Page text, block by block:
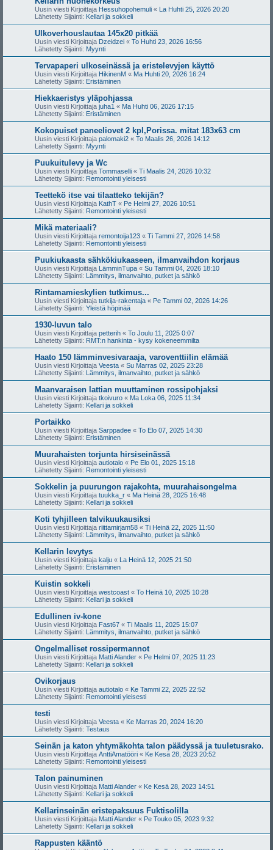
Uusin viesti Kirjoittaja Hessuhopohemuli « La Huhti 25, 2026 20:20
Lähetetty Sijainti: Kellari ja sokkeli
Ulkoverhouslautaa 145x20 pitkää
Uusin viesti Kirjoittaja Dzeidzei « To Huhti 23, 2026 16:56
Lähetetty Sijainti: Myynti
Tervapaperi ulkoseinässä ja eristelevyjen käyttö
Uusin viesti Kirjoittaja HikinenM « Ma Huhti 20, 2026 16:24
Lähetetty Sijainti: Eristäminen
Hiekkaeristys yläpohjassa
Uusin viesti Kirjoittaja juha1 « Ma Huhti 06, 2026 17:15
Lähetetty Sijainti: Eristäminen
Kokopuiset paneeliovet 2 kpl,Porissa. mitat 183x63 cm
Uusin viesti Kirjoittaja palomaki2 « To Maalis 26, 2026 14:12
Lähetetty Sijainti: Myynti
Puukuitulevy ja Wc
Uusin viesti Kirjoittaja Tommaselli « Ti Maalis 24, 2026 10:32
Lähetetty Sijainti: Remontointi yleisesti
Teettekö itse vai tilaatteko tekijän?
Uusin viesti Kirjoittaja KathT « Pe Helmi 27, 2026 10:51
Lähetetty Sijainti: Remontointi yleisesti
Mikä materiaali?
Uusin viesti Kirjoittaja remontoija123 « Ti Tammi 27, 2026 14:58
Lähetetty Sijainti: Remontointi yleisesti
Puukiukaasta sähkökiukaaseen, ilmanvaihdon korjaus
Uusin viesti Kirjoittaja LämminTupa « Su Tammi 04, 2026 18:10
Lähetetty Sijainti: Lämmitys, ilmanvaihto, putket ja sähkö
Rintamamieskylien tutkimus...
Uusin viesti Kirjoittaja tutkija-rakentaja « Pe Tammi 02, 2026 14:26
Lähetetty Sijainti: Yleistä höpinää
1930-luvun talo
Uusin viesti Kirjoittaja petterih « To Joulu 11, 2025 0:07
Lähetetty Sijainti: RMT:n hankinta - kysy kokeneemmilta
Haato 150 lämminvesivaraaja, varoventtiilin elämää
Uusin viesti Kirjoittaja Veesta « Su Marras 02, 2025 23:28
Lähetetty Sijainti: Lämmitys, ilmanvaihto, putket ja sähkö
Maanvaraisen lattian muuttaminen rossipohjaksi
Uusin viesti Kirjoittaja tkoivuro « Ma Loka 06, 2025 11:34
Lähetetty Sijainti: Kellari ja sokkeli
Portaikko
Uusin viesti Kirjoittaja Sarppadee « To Elo 07, 2025 14:30
Lähetetty Sijainti: Eristäminen
Muurahaisten torjunta hirsiseinässä
Uusin viesti Kirjoittaja autiotalo « Pe Elo 01, 2025 15:18
Lähetetty Sijainti: Remontointi yleisesti
Sokkelin ja puurungon rajakohta, muurahaisongelma
Uusin viesti Kirjoittaja tuukka_r « Ma Heinä 28, 2025 16:48
Lähetetty Sijainti: Kellari ja sokkeli
Koti tyhjilleen talvikuukausiksi
Uusin viesti Kirjoittaja riittamirjam58 « Ti Heinä 22, 2025 11:50
Lähetetty Sijainti: Lämmitys, ilmanvaihto, putket ja sähkö
Kellarin levytys
Uusin viesti Kirjoittaja kalju « La Heinä 12, 2025 21:50
Lähetetty Sijainti: Eristäminen
Kuistin sokkeli
Uusin viesti Kirjoittaja westcoast « To Heinä 10, 2025 10:28
Lähetetty Sijainti: Kellari ja sokkeli
Edullinen iv-kone
Uusin viesti Kirjoittaja Fast67 « Ti Maalis 11, 2025 15:07
Lähetetty Sijainti: Lämmitys, ilmanvaihto, putket ja sähkö
Ongelmalliset rossipermannot
Uusin viesti Kirjoittaja Matti Alander « Pe Helmi 07, 2025 11:23
Lähetetty Sijainti: Kellari ja sokkeli
Ovikorjaus
Uusin viesti Kirjoittaja autiotalo « Ke Tammi 22, 2025 22:52
Lähetetty Sijainti: Remontointi yleisesti
testi
Uusin viesti Kirjoittaja Veesta « Ke Marras 20, 2024 16:20
Lähetetty Sijainti: Testaus
Seinän ja katon yhtymäkohta talon päädyssä ja tuuletusrako.
Uusin viesti Kirjoittaja AnttiAmatööri « Ke Kesä 28, 2023 20:52
Lähetetty Sijainti: Remontointi yleisesti
Talon painuminen
Uusin viesti Kirjoittaja Matti Alander « Ke Kesä 28, 2023 14:51
Lähetetty Sijainti: Kellari ja sokkeli
Kellarinseinän eristepaksuus Fuktisolilla
Uusin viesti Kirjoittaja Matti Alander « Pe Touko 05, 2023 9:32
Lähetetty Sijainti: Kellari ja sokkeli
Rappusten kääntö